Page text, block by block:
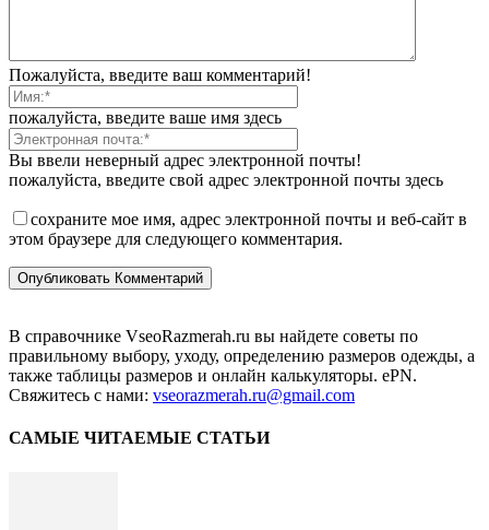
Пожалуйста, введите ваш комментарий!
пожалуйста, введите ваше имя здесь
Вы ввели неверный адрес электронной почты!
пожалуйста, введите свой адрес электронной почты здесь
сохраните мое имя, адрес электронной почты и веб-сайт в
этом браузере для следующего комментария.
В справочнике VseoRazmerah.ru вы найдете советы по
правильному выбору, уходу, определению размеров одежды, а
также таблицы размеров и онлайн калькуляторы. ePN.
Свяжитесь с нами: vseorazmerah.ru@gmail.com
САМЫЕ ЧИТАЕМЫЕ СТАТЬИ